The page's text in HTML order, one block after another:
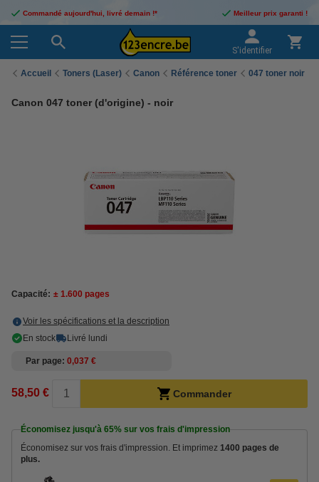
Commandé aujourd'hui, livré demain !* Meilleur prix garanti !
S'identifier
Accueil Toners (Laser) Canon Référence toner 047 toner noir
Canon 047 toner (d'origine) - noir
Capacité: ± 1.600 pages
Voir les spécifications et la description
En stock
Livré lundi
Par page 0,037 €
58,50 € Commander
Économisez jusqu'à 65% sur vos frais d'impression
Économisez sur vos frais d'impression. Et imprimez 1400 pages de
plus.